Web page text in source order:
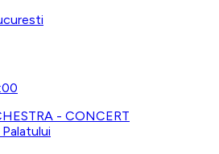
- CONCERT